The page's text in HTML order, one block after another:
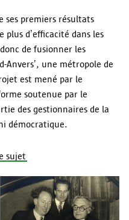
ses premiers résultats
plus d’efficacité dans les
de fusionner les
Anvers’, une métropole de
est mené par le
soutenue par le
des gestionnaires de la
démocratique.
sujet